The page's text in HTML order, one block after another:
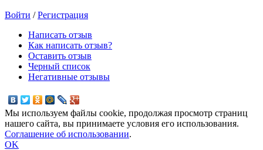
Войти /Регистрация
Написать отзыв
Как написать отзыв?
Оставить отзыв
Черный список
Негативные отзывы
Мы используем файлы cookie, продолжая просмотр страниц
нашего сайта, вы принимаете условия его использования.
Соглашение об использовании.
OK